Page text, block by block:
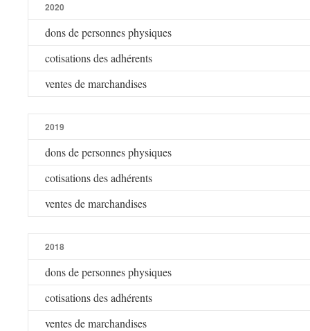
2020
dons de personnes physiques
cotisations des adhérents
ventes de marchandises
2019
dons de personnes physiques
cotisations des adhérents
ventes de marchandises
2018
dons de personnes physiques
cotisations des adhérents
ventes de marchandises